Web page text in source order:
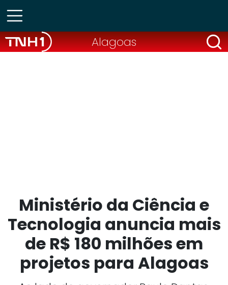
Alagoas
Ministério da Ciência e
Tecnologia anuncia mais
de R$ 180 milhões em
projetos para Alagoas